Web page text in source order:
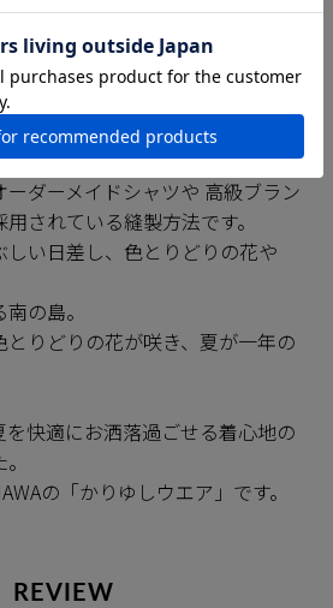
会の子会社で基幹工場であるニチ
もつ職人たちによって一枚一枚丁
弊社の縫製工場では沖縄県内でい
」の技術を確立しており、
ベルの縫製が約束されています。
耐久性の高い縫製方法で仕上が
ーダーメイドシャツや 高級ブラン
されている縫製方法です。
い日差し、色とりどりの花や
の島。
りどりの花が咲き、夏が一年の
快適にお洒落過ごせる着心地の
の「かりゆしウエア」です。
REVIEW